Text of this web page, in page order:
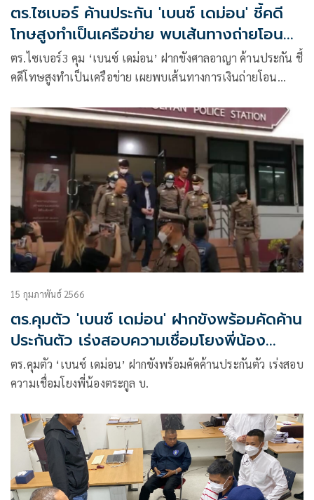
ตร.ไซเบอร์ ค้านประกัน 'เบนซ์ เดม่อน' ชี้คดี
โทษสูงทำเป็นเครือข่าย พบเส้นทางถ่ายโอน
ทรัพย์สิน
ตร.ไซเบอร์3 คุม ‘เบนซ์ เดม่อน’ ฝากขังศาลอาญา ค้านประกัน ชี้
คดีโทษสูงทำเป็นเครือข่าย เผยพบเส้นทางการเงินถ่ายโอน
15 กุมภาพันธ์ 2566
ตร.คุมตัว 'เบนซ์ เดม่อน' ฝากขังพร้อมคัดค้าน
ประกันตัว เร่งสอบความเชื่อมโยงพี่น้อง
ตระกูล บ.
ตร.คุมตัว ‘เบนซ์ เดม่อน’ ฝากขังพร้อมคัดค้านประกันตัว เร่งสอบ
ความเชื่อมโยงพี่น้องตระกูล บ.